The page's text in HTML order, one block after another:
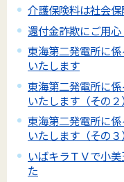
介護保険料は社会
還付金詐欺にご用心
東海第二発電所に
いたします
東海第二発電所に
いたします（その２）
東海第二発電所に
いたします（その３）
いばキラＴＶで小
た